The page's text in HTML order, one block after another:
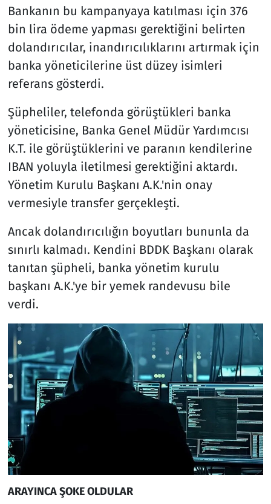
Bankanın bu kampanyaya katılması için 376
bin lira ödeme yapması gerektiğini belirten
dolandırıcılar, inandırıcılıklarını artırmak için
banka yöneticilerine üst düzey isimleri
referans gösterdi.
Şüpheliler, telefonda görüştükleri banka
yöneticisine, Banka Genel Müdür Yardımcısı
K.T. ile görüştüklerini ve paranın kendilerine
IBAN yoluyla iletilmesi gerektiğini aktardı.
Yönetim Kurulu Başkanı A.K.'nin onay
vermesiyle transfer gerçekleşti.
Ancak dolandırıcılığın boyutları bununla da
sınırlı kalmadı. Kendini BDDK Başkanı olarak
tanıtan şüpheli, banka yönetim kurulu
başkanı A.K.'ye bir yemek randevusu bile
verdi.
ARAYINCA ŞOKE OLDULAR